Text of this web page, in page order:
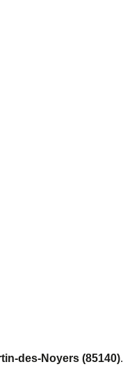
des-Noyers (85140).